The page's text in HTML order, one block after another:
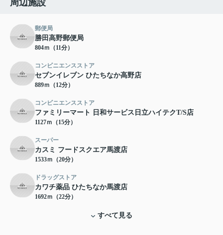
周辺施設
郵便局
勝田高野郵便局
804ｍ（11分）
コンビニエンスストア
セブンイレブン ひたちなか高野店
889ｍ（12分）
コンビニエンスストア
ファミリーマート 日和サービス日立ハイテクT/S店
1127ｍ（15分）
スーパー
カスミ フードスクエア馬渡店
1533ｍ（20分）
ドラッグストア
カワチ薬品 ひたちなか馬渡店
1692ｍ（22分）
すべて見る